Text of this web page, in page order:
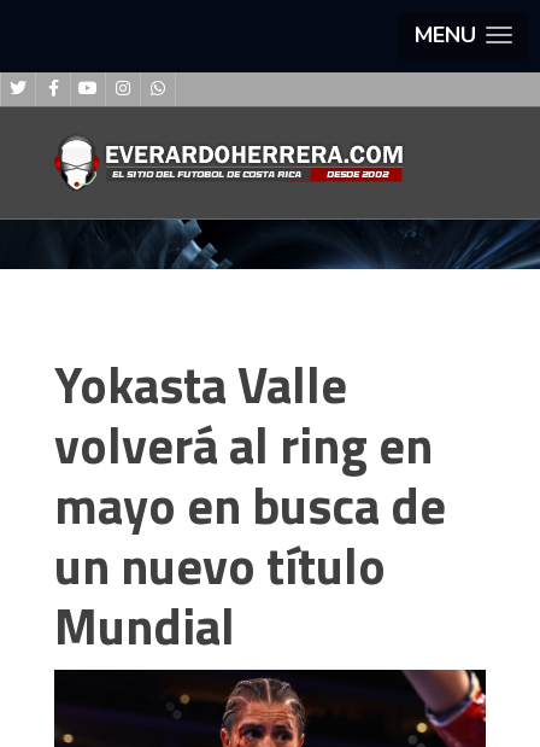
MENU
Yokasta Valle
volverá al ring en
mayo en busca de
un nuevo título
Mundial